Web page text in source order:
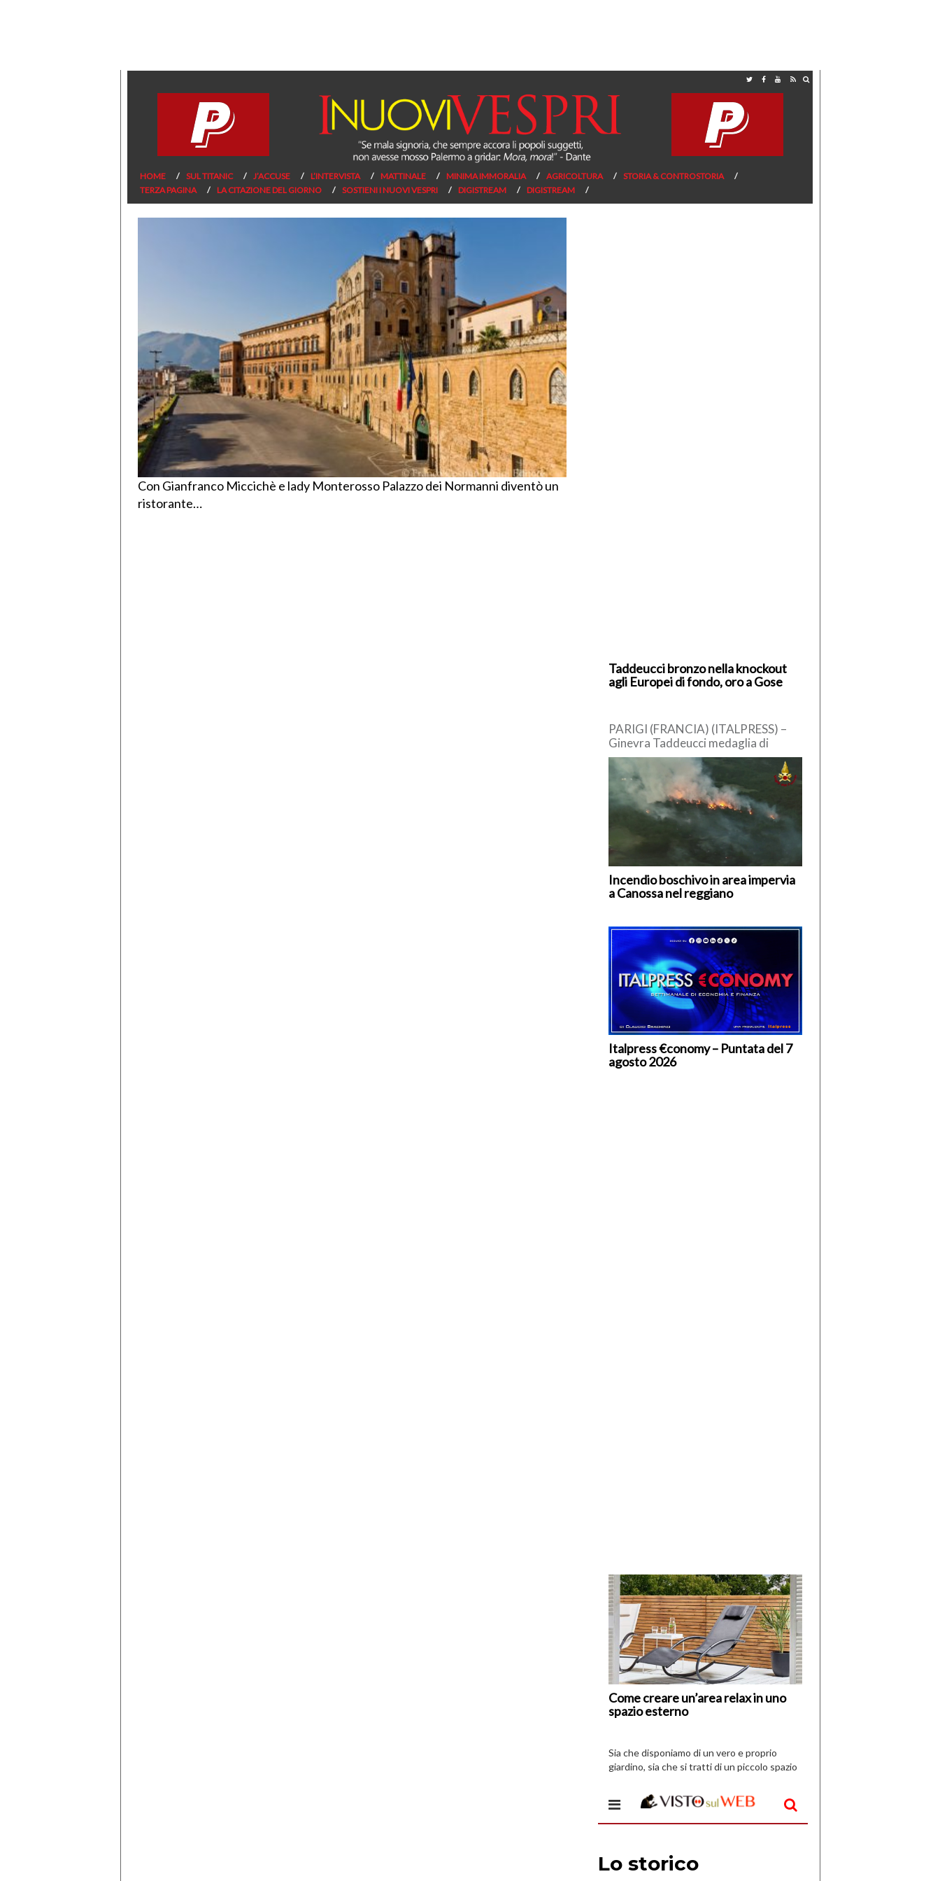
HOME SUL TITANIC J’ACCUSE L’INTERVISTA MATTINALE MINIMA IMMORALIA AGRICOLTURA
STORIA & CONTROSTORIA
TERZA PAGINA
LA CITAZIONE DEL GIORNO SOSTIENI I NUOVI VESPRI DIGISTREAM DIGISTREAM
Con Gianfranco Miccichè e lady Monterosso Palazzo dei Normanni diventò un
ristorante…
Taddeucci bronzo nella knockout
agli Europei di fondo, oro a Gose
PARIGI (FRANCIA) (ITALPRESS) –
Ginevra Taddeucci medaglia di
bronzo nella knockout 3 km agli
Europei in acque libere di Parigi. […]
Incendio boschivo in area impervia
a Canossa nel reggiano
Italpress €conomy – Puntata del 7
agosto 2026
Come creare un’area relax in uno
spazio esterno
di
I
Vespri
Sia che disponiamo di un vero e proprio
giardino, sia che si tratti di un piccolo spazio